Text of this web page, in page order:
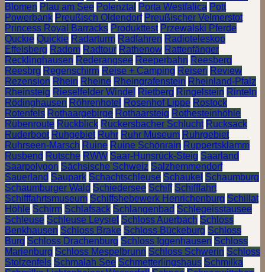
Blomen Plau am See Polenztal Porta Westfalica Pott
Powerbank Preußisch Oldendorf Preußischer Velmerstot
Princess Royal Barracks Produkttest Przewalski Pferde
Quckie Quickie Radarturm Radfahren Radioteleskop
Effelsberg Radom Radtour Rathenow Rattenfänger
Recklinghausen Rederangsee Reeperbahn Reesberg
Reesbrg Regenschirm Reise + Camping Reisen Review
Rezension Rhein Rheine Rheingrafenstein Rheinland-Pfalz
Rheinsteig Rieselfelder Windel Rietberg Ringelstein Rinteln
Rödinghausen Röhrenhotel Rosenhof Lippe Rostock
Rotenfels Rothaargebirge Rothaarsteig Rothesteinhöhle
Rübenroute Rückblick Rückersbacher Schlucht Rucksack
Ruderboot Ruhgebiet Ruhr Ruhr Museum Ruhrgebiet
Ruhrseen-Marsch Ruine Ruine Schönrain Ruppertsklamm
Rusbend Rutsche RWW Saar-Hunsrück-Steig Saarland
Saarpolygon Sächsische Schweiz Salzhemmendorf
Sauerland Saupark Schachtschleuse Schaukel Schaumburg
Schaumburger Wald Schiedersee Schiff Schifffahrt
Schifffahrtsmuseum Schiffshebewerk Henrichenburg Schillat
Höhle Schirm Schlafsack Schlangenbad Schlegeisstausee
Schleuse Schleuse Leysiel Schloss Auerbach Schloss
Benkhausen Schloss Brake Schloss Bückeburg Schloss
Burg Schloss Drachenburg Schloss Iggenhausen Schloss
Marienburg Schloss Mespelbrunn Schloss Schwerin Schloss
Stolzenfels Schmalah See Schmetterlingshaus Schmilka